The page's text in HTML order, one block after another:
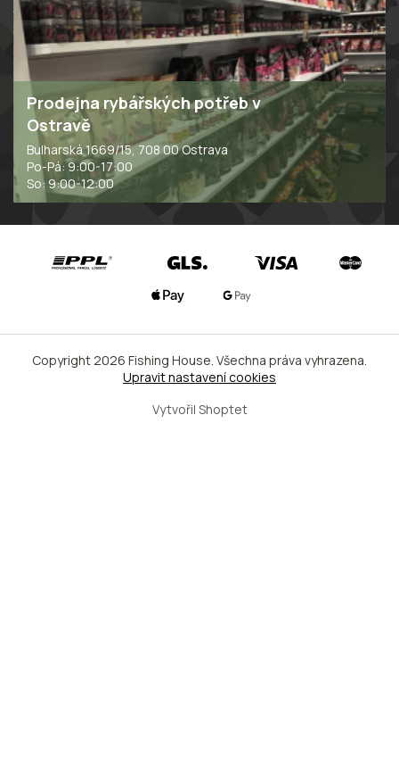
Prodejna rybářských potřeb v
Ostravě
Bulharská 1669/15, 708 00 Ostrava
Po-Pá: 9:00-17:00
So: 9:00-12:00
Vytvořil Shoptet
Copyright 2026 Fishing House. Všechna práva vyhrazena.
Upravit nastavení cookies